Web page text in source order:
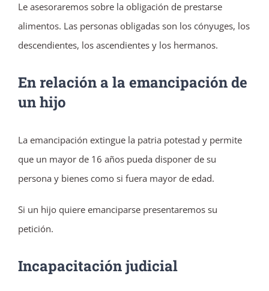
Le asesoraremos sobre la obligación de prestarse
alimentos. Las personas obligadas son los cónyuges, los
descendientes, los ascendientes y los hermanos.
En relación a la emancipación de
un hijo
La emancipación extingue la patria potestad y permite
que un mayor de 16 años pueda disponer de su
persona y bienes como si fuera mayor de edad.
Si un hijo quiere emanciparse presentaremos su
petición.
Incapacitación judicial